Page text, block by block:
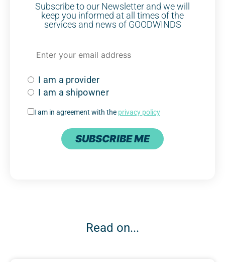
Subscribe to our Newsletter and we will
keep you informed at all times of the
services and news of GOODWINDS
I am a provider
I am a shipowner
I am in agreement with the privacy policy
SUBSCRIBE ME
Read on...